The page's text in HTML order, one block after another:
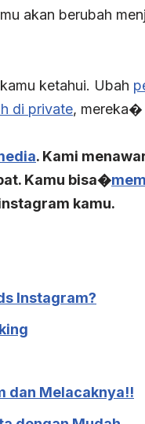
akan berubah
ketahui. Ubah
di private, mereka�
. Kami
Kamu bisa�
kamu.
Instagram?
dan Melacaknya!!